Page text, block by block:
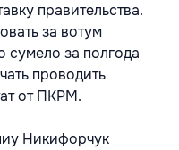
правительства.
за вотум
сумело за полгода
проводить
от ПКРМ.
Никифорчук